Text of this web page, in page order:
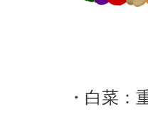
・白菜：